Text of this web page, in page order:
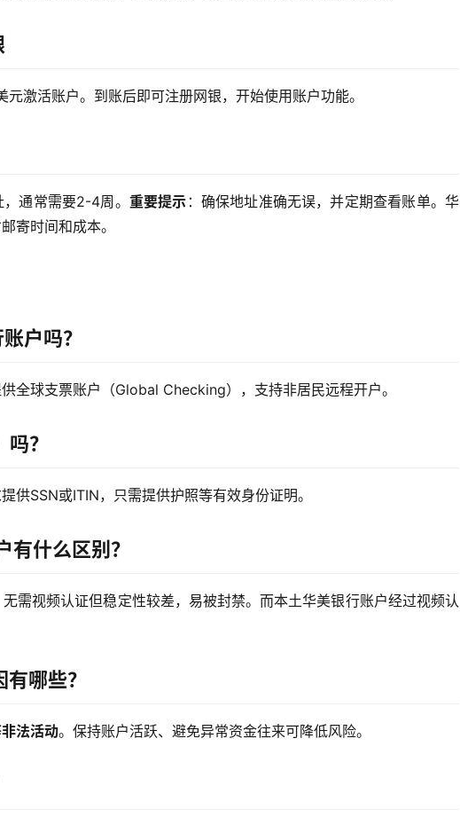
激活账户。到账后即可注册网银，开始使用账户功能。
通常需要2-4周。 重要提示 ：确保地址准确无误，并定期查看账单。华
寄时间和成本。
户吗？
全球支票账户（Global Checking），支持非居民远程开户。
？
供SSN或ITIN，只需提供护照等有效身份证明。
什么区别？
需视频认证但稳定性较差，易被封禁。而本土华美银行账户经过视频认
哪些？
法活动。保持账户活跃、避免异常资金往来可降低风险。